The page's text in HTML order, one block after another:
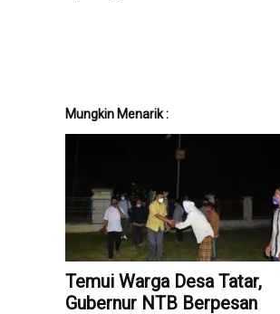
Mungkin Menarik :
Temui Warga Desa Tatar,
Gubernur NTB Berpesan